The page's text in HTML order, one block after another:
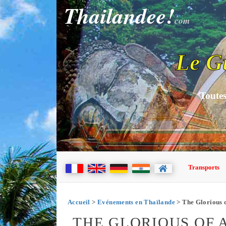
Thailandee!com
Le
Transports
Accueil > Evénements en Thaïlande> The Glorious
THE GLORIOUS OF